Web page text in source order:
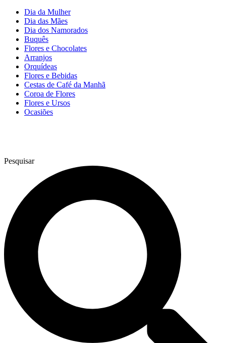
Dia da Mulher
Dia das Mães
Dia dos Namorados
Buquês
Flores e Chocolates
Arranjos
Orquídeas
Flores e Bebidas
Cestas de Café da Manhã
Coroa de Flores
Flores e Ursos
Ocasiões
Pesquisar